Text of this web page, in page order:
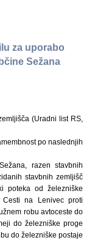
za uporabo
Sežana
(Uradni list RS,
po naslednjih
razen stavbnih
stavbnih zemljišč
poteka od železniške
na Lenivec proti
robu avtoceste do
do železniške proge
do železniške postaje